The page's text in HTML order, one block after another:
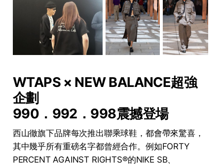
WTAPS × NEW BALANCE超強
企劃
990．992．998震撼登場
西山徹旗下品牌每次推出聯乘球鞋，都會帶來驚喜，
其中幾乎所有重磅名字都曾經合作。例如FORTY
PERCENT AGAINST RIGHTS®的NIKE SB、